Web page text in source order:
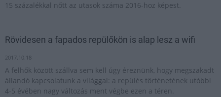
15 százalékkal nőtt az utasok száma 2016-hoz képest.
Rövidesen a fapados repülőkön is alap lesz a wifi
2017.10.18
A felhők között szállva sem kell úgy éreznünk, hogy megszakadt
állandó kapcsolatunk a világgal: a repülés történetének utóbbi
4-5 évében nagy változás ment végbe ezen a téren.